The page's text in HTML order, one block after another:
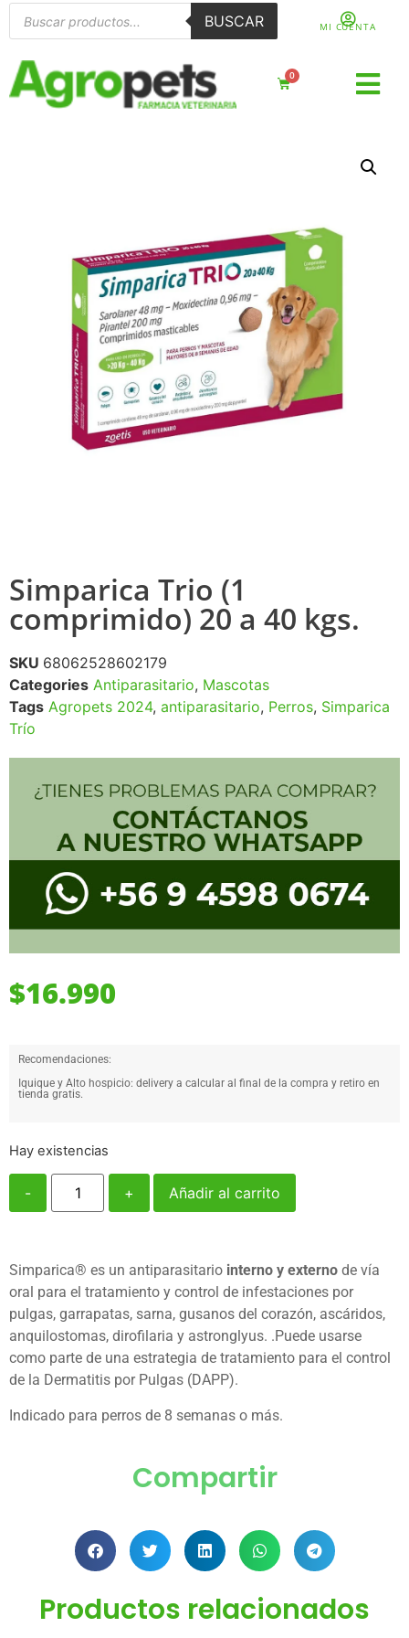
BUSCAR MI CUENTA
0
Simparica Trio (1
comprimido) 20 a 40 kgs.
SKU 68062528602179
Categories Antiparasitario, Mascotas
Tags Agropets 2024, antiparasitario, Perros, Simparica
Trío
$16.990
Recomendaciones:
Iquique y Alto hospicio: delivery a calcular al final de la compra y retiro en
tienda gratis.
Hay existencias
- + Añadir al carrito
Simparica® es un antiparasitario interno y externo de vía
oral para el tratamiento y control de infestaciones por
pulgas, garrapatas, sarna, gusanos del corazón, ascáridos,
anquilostomas, dirofilaria y astronglyus. .Puede usarse
como parte de una estrategia de tratamiento para el control
de la Dermatitis por Pulgas (DAPP).
Indicado para perros de 8 semanas o más.
Compartir
Productos relacionados